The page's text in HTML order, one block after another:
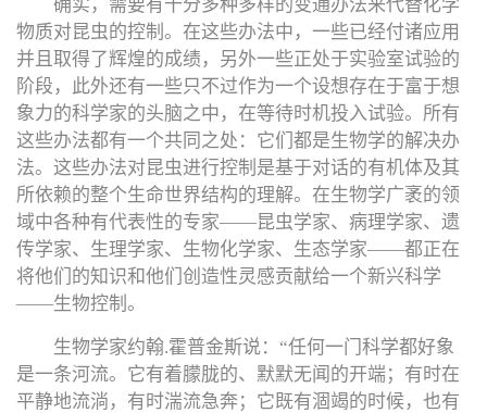
确实，需要有十分多种多样的变通办法来代替化学
物质对昆虫的控制。在这些办法中，一些已经付诸应用
并且取得了辉煌的成绩，另外一些正处于实验室试验的
阶段，此外还有一些只不过作为一个设想存在于富于想
象力的科学家的头脑之中，在等待时机投入试验。所有
这些办法都有一个共同之处：它们都是生物学的解决办
法。这些办法对昆虫进行控制是基于对话的有机体及其
所依赖的整个生命世界结构的理解。在生物学广袤的领
域中各种有代表性的专家——昆虫学家、病理学家、遗
传学家、生理学家、生物化学家、生态学家——都正在
将他们的知识和他们创造性灵感贡献给一个新兴科学
——生物控制。
生物学家约翰.霍普金斯说：“任何一门科学都好象
是一条河流。它有着朦胧的、默默无闻的开端；有时在
平静地流淌，有时湍流急奔；它既有涸竭的时候，也有